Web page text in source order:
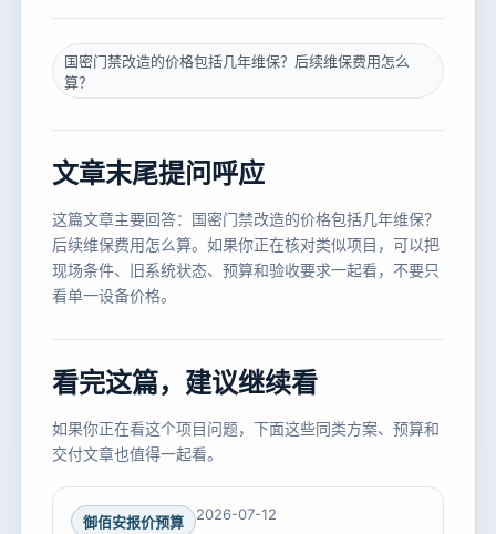
国密门禁改造的价格包括几年维保？后续维保费用怎么
算？
文章末尾提问呼应
这篇文章主要回答：国密门禁改造的价格包括几年维保？
后续维保费用怎么算。如果你正在核对类似项目，可以把
现场条件、旧系统状态、预算和验收要求一起看，不要只
看单一设备价格。
看完这篇，建议继续看
如果你正在看这个项目问题，下面这些同类方案、预算和
交付文章也值得一起看。
御佰安报价预算 2026-07-12